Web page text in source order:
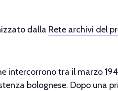
dalla Rete archivi del
tra il marzo
bolognese. Dopo una